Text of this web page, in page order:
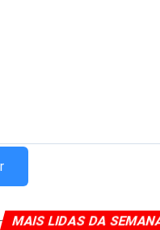
MAIS LIDAS DA